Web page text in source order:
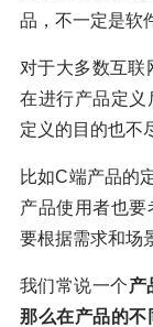
品，不一定是软
对于大多数互联
在进行产品定义
定义的目的也不
比如C端产品的
产品使用者也
要根据需求和场
我们常说一个产
那么在产品的不